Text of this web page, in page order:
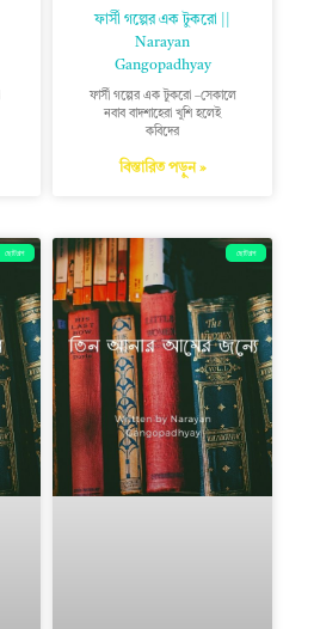
ফার্সী গল্পের এক টুকরো ||
Narayan
Gangopadhyay
ফার্সী গল্পের এক টুকরো –সেকালে
নবাব বাদশাহেরা খুশি হলেই
কবিদের
বিস্তারিত পড়ুন »
ছোটগল্প ছোটগল্প